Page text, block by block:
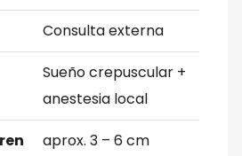
Consulta externa
Sueño crepuscular +
anestesia local
aprox. 3 – 6 cm